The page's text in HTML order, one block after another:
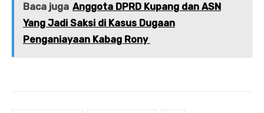
Baca juga Anggota DPRD Kupang dan ASN
Yang Jadi Saksi di Kasus Dugaan
Penganiayaan Kabag Rony